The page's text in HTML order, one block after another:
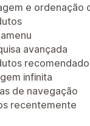
e ordenação
avançada
infinita
de navegação
recentemente